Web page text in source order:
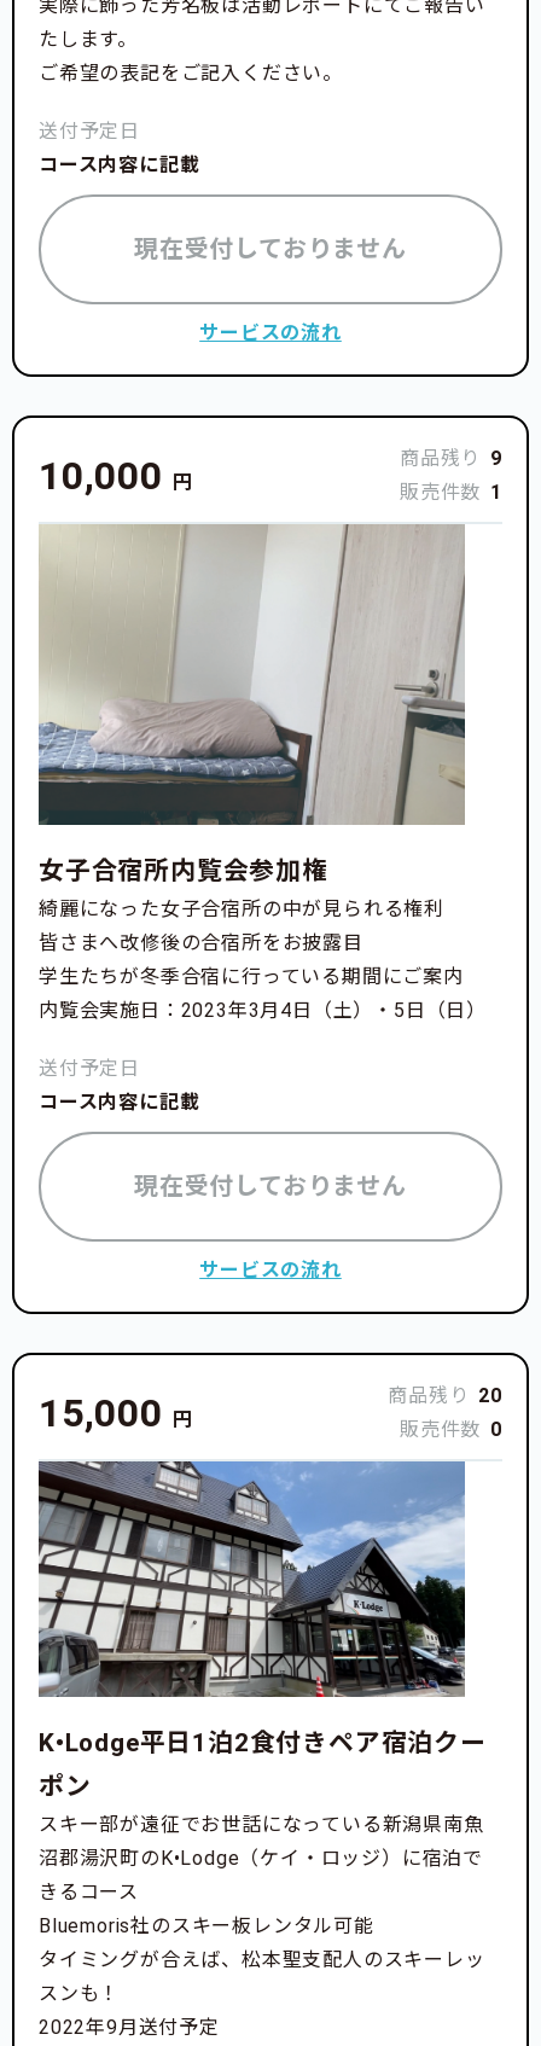
実際に飾った芳名板は活動レポートにてご報告い
たします。
ご希望の表記をご記入ください。
送付予定日
コース内容に記載
現在受付しておりません
サービスの流れ
10,000 円
商品残り
9
販売件数 1
女子合宿所内覧会参加権
綺麗になった女子合宿所の中が見られる権利
皆さまへ改修後の合宿所をお披露目
学生たちが冬季合宿に行っている期間にご案内
内覧会実施日：2023年3月4日（土）・5日（日）
送付予定日
コース内容に記載
現在受付しておりません
サービスの流れ
15,000 円
商品残り
20
販売件数 0
K•Lodge平日1泊2食付きペア宿泊クー
ポン
スキー部が遠征でお世話になっている新潟県南魚
沼郡湯沢町のK•Lodge（ケイ・ロッジ）に宿泊で
きるコース
Bluemoris社のスキー板レンタル可能
タイミングが合えば、松本聖支配人のスキーレッ
スンも！
2022年9月送付予定